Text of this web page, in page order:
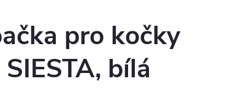
pro kočky
bílá